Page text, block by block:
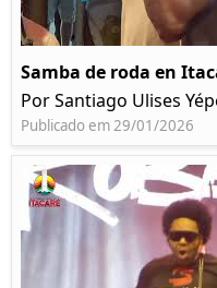
Samba de roda en
Por Santiago Ulises
Publicado em 29/01/2026